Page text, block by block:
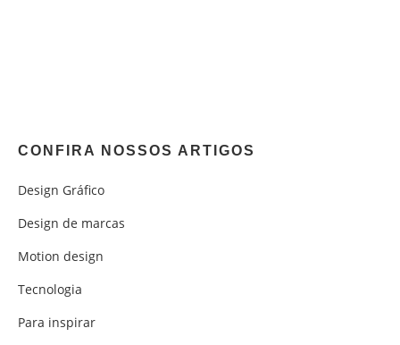
CONFIRA NOSSOS ARTIGOS
Design Gráfico
Design de marcas
Motion design
Tecnologia
Para inspirar